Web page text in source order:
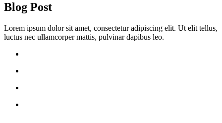
Blog Post
Lorem ipsum dolor sit amet, consectetur adipiscing elit. Ut elit tellus,
luctus nec ullamcorper mattis, pulvinar dapibus leo.